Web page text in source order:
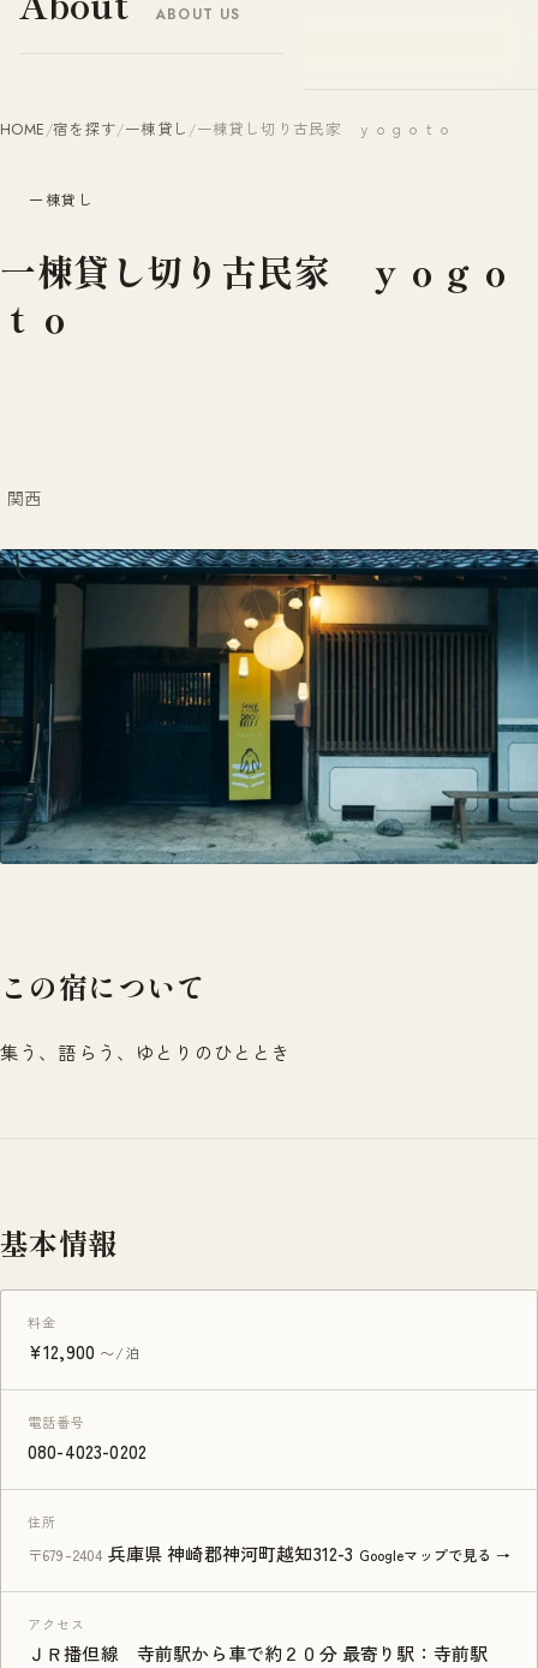
ABOUT US
HOME/宿を探す/一棟貸し /一棟貸し切り古民家 ｙｏｇｏｔｏ
一棟貸し
一棟貸し切り古民家 ｙｏｇｏ
ｔｏ
関西
この宿について
集う、語らう、ゆとりのひととき
基本情報
料金
¥12,900 〜/泊
電話番号
080-4023-0202
住所
〒679-2404 兵庫県 神崎郡神河町越知312-3 Googleマップで見る →
アクセス
ＪＲ播但線 寺前駅から車で約２０分 最寄り駅：寺前駅